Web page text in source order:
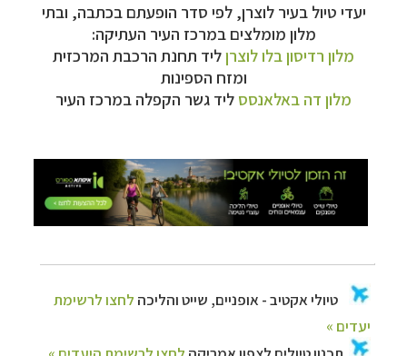
יעדי טיול בעיר לוצרן, לפי סדר הופעתם בכתבה, ובתי
מלון מומלצים במרכז העיר העתיקה:
מלון רדיסון בלו לוצרןליד תחנת הרכבת המרכזית
ומזח הספינות
מלון דה באלאנסס ליד גשר הקפלה במרכז העיר
טיולי אקטיב - אופניים, שייט והליכהלחצו לרשימת
יעדים »
טיולים לצפון אמריקה
קרוזים והפלגות נופשלחצו לרשימת היעדים »